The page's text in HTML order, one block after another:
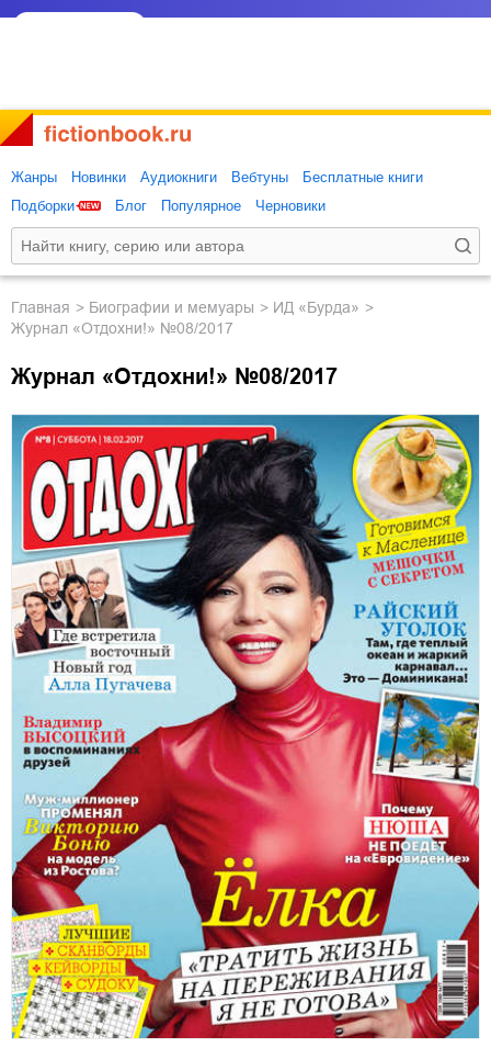
Жанры Новинки Аудиокниги Вебтуны
Бесплатные книги
Подборки
Блог Популярное Черновики
Главная биографии и мемуары
ИД «Бурда»
Журнал «Отдохни!» №08/2017
Журнал «Отдохни!» №08/2017